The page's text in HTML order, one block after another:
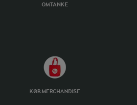
OMTANKE
KØB MERCHANDISE